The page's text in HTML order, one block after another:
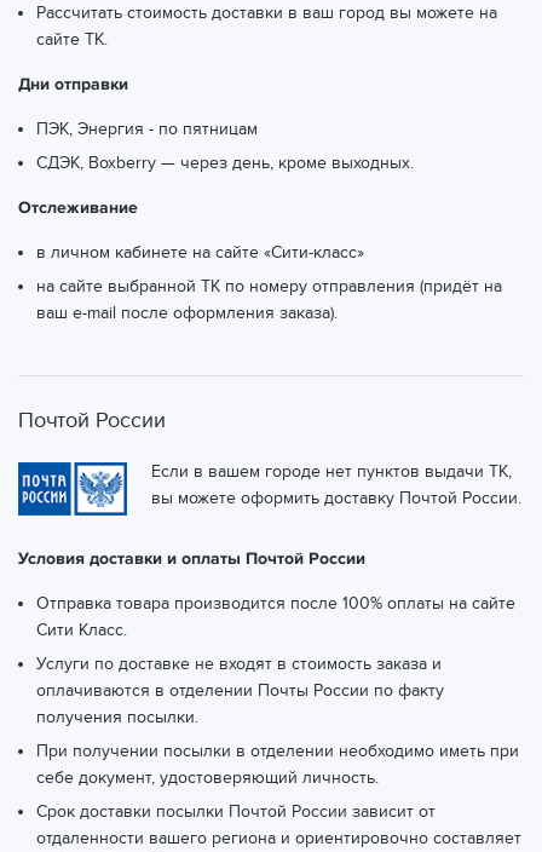
Рассчитать стоимость доставки в ваш город вы можете на
сайте ТК.
Дни отправки
ПЭК, Энергия - по пятницам
СДЭК, Boxberry — через день, кроме выходных.
Отслеживание
в личном кабинете на сайте «Сити-класс»
на сайте выбранной ТК по номеру отправления (придёт на
ваш e-mail после оформления заказа).
Почтой России
Если в вашем городе нет пунктов выдачи ТК,
вы можете оформить доставку Почтой России.
Условия доставки и оплаты Почтой России
Отправка товара производится после 100% оплаты на сайте
Сити Класс.
Услуги по доставке не входят в стоимость заказа и
оплачиваются в отделении Почты России по факту
получения посылки.
При получении посылки в отделении необходимо иметь при
себе документ, удостоверяющий личность.
Срок доставки посылки Почтой России зависит от
отдаленности вашего региона и ориентировочно составляет